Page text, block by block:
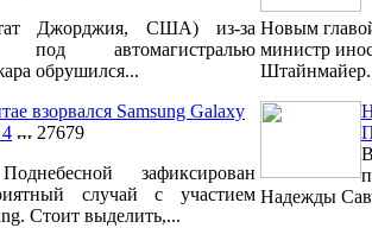
Джорджия, США) из-за
под автомагистралью
обрушился...
взорвался Samsung Galaxy
27679
зафиксирован
случай с участием
Стоит выделить,...
Новым
министр
Надежды